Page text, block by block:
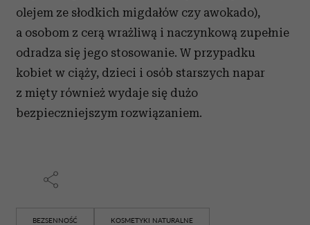
olejem ze słodkich migdałów czy awokado),
a osobom z cerą wrażliwą i naczynkową zupełnie
odradza się jego stosowanie. W przypadku
kobiet w ciąży, dzieci i osób starszych napar
z mięty również wydaje się dużo
bezpieczniejszym rozwiązaniem.
BEZSENNOŚĆ KOSMETYKI NATURALNE